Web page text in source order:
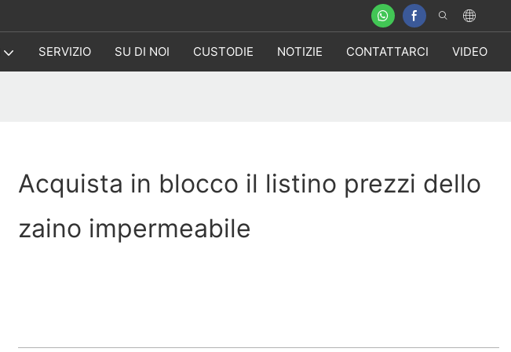
SERVIZIO SU DI NOI CUSTODIE NOTIZIE CONTATTARCI VIDEO
Acquista in blocco il listino prezzi dello
zaino impermeabile